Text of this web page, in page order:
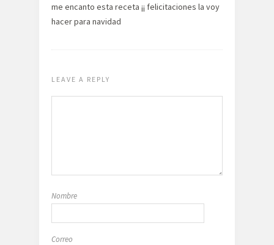
me encanto esta receta ¡¡ felicitaciones la voy
hacer para navidad
LEAVE A REPLY
Nombre
Correo